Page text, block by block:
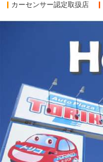
カーセンサー認定取扱店